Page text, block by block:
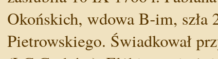
Okońskich, wdowa B-im, szła
Pietrowskiego. Świadkował